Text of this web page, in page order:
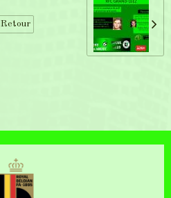
Retour